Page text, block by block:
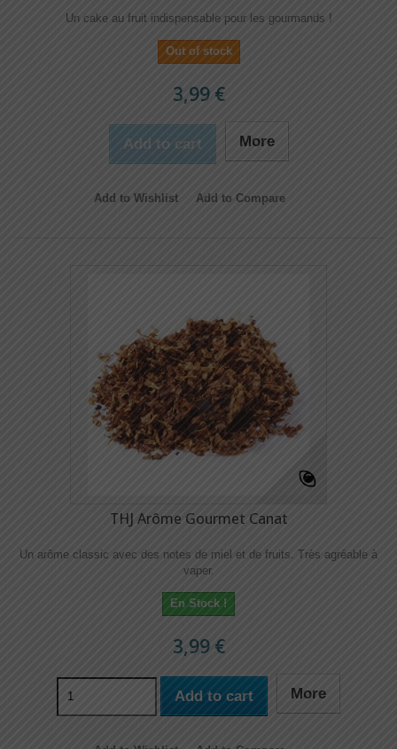
Un cake au fruit indispensable pour les gourmands !
Out of stock
3,99 €
Add to cart More
Add to Wishlist Add to Compare
THJ Arôme Gourmet Canat
Un arôme classic avec des notes de miel et de fruits. Très agréable à
vaper.
En Stock !
3,99 €
Add to cart More